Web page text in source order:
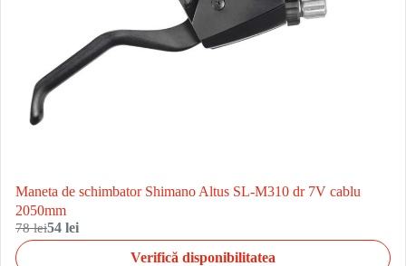
Maneta de schimbator Shimano Altus SL-M310 dr 7V cablu
2050mm
78 lei54 lei
Verifică disponibilitatea